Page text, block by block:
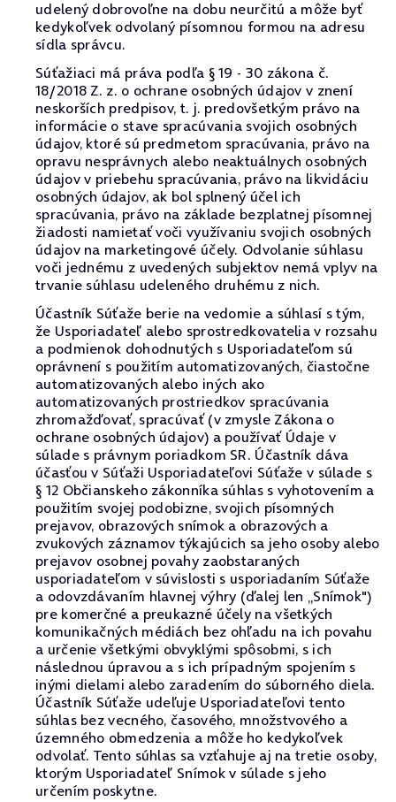
udelený dobrovoľne na dobu neurčitú a môže byť
kedykoľvek odvolaný písomnou formou na adresu
sídla správcu.
Súťažiaci má práva podľa § 19 - 30 zákona č.
18/2018 Z. z. o ochrane osobných údajov v znení
neskorších predpisov, t. j. predovšetkým právo na
informácie o stave spracúvania svojich osobných
údajov, ktoré sú predmetom spracúvania, právo na
opravu nesprávnych alebo neaktuálnych osobných
údajov v priebehu spracúvania, právo na likvidáciu
osobných údajov, ak bol splnený účel ich
spracúvania, právo na základe bezplatnej písomnej
žiadosti namietať voči využívaniu svojich osobných
údajov na marketingové účely. Odvolanie súhlasu
voči jednému z uvedených subjektov nemá vplyv na
trvanie súhlasu udeleného druhému z nich.
Účastník Súťaže berie na vedomie a súhlasí s tým,
že Usporiadateľ alebo sprostredkovatelia v rozsahu
a podmienok dohodnutých s Usporiadateľom sú
oprávnení s použitím automatizovaných, čiastočne
automatizovaných alebo iných ako
automatizovaných prostriedkov spracúvania
zhromažďovať, spracúvať (v zmysle Zákona o
ochrane osobných údajov) a používať Údaje v
súlade s právnym poriadkom SR. Účastník dáva
účasťou v Súťaži Usporiadateľovi Súťaže v súlade s
§ 12 Občianskeho zákonníka súhlas s vyhotovením a
použitím svojej podobizne, svojich písomných
prejavov, obrazových snímok a obrazových a
zvukových záznamov týkajúcich sa jeho osoby alebo
prejavov osobnej povahy zaobstaraných
usporiadateľom v súvislosti s usporiadaním Súťaže
a odovzdávaním hlavnej výhry (ďalej len „Snímok")
pre komerčné a preukazné účely na všetkých
komunikačných médiách bez ohľadu na ich povahu
a určenie všetkými obvyklými spôsobmi, s ich
následnou úpravou a s ich prípadným spojením s
inými dielami alebo zaradením do súborného diela.
Účastník Súťaže udeľuje Usporiadateľovi tento
súhlas bez vecného, časového, množstvového a
územného obmedzenia a môže ho kedykoľvek
odvolať. Tento súhlas sa vzťahuje aj na tretie osoby,
ktorým Usporiadateľ Snímok v súlade s jeho
určením poskytne.